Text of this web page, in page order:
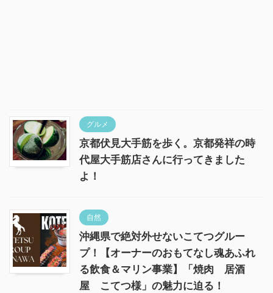
グルメ
京都伏見大手筋を歩く。京都発祥の時
代屋大手筋店さんに行ってきました
よ！
自然
沖縄県で絶対外せないこてつグルー
プ！【オーナーのおもてなし魂あふれ
る飲食＆マリン事業】「焼肉 居酒
屋 こてつ様」の魅力に迫る！